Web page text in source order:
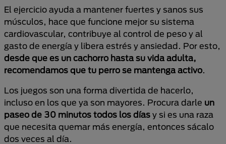
El ejercicio ayuda a mantener fuertes y sanos sus
músculos, hace que funcione mejor su sistema
cardiovascular, contribuye al control de peso y al
gasto de energía y libera estrés y ansiedad. Por esto,
desde que es un cachorro hasta su vida adulta,
recomendamos que tu perro se mantenga activo.
Los juegos son una forma divertida de hacerlo,
incluso en los que ya son mayores. Procura darle un
paseo de 30 minutos todos los días y si es una raza
que necesita quemar más energía, entonces sácalo
dos veces al día.